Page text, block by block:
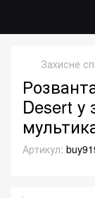
Захисне
Desert у
Артикул: